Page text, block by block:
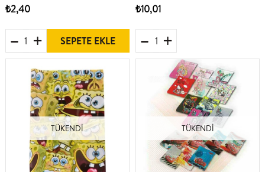
₺2,40
SEPETE EKLE
₺10,01
TÜKENDI TÜKENDI